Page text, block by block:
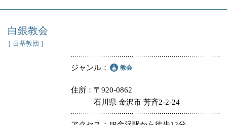
白銀教会
［ 日基教団 ］
ジャンル 教会
住所
〒920-0862
石川県 金沢市 芳斉2-2-24